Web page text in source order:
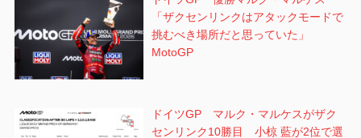
「ザクセンリンクはアタックモードで
挑むべき場所だと思っていた」
MotoGP
ドイツGP マルク・マルケスがザク
センリンク10勝目 小椋 藍が2位で選